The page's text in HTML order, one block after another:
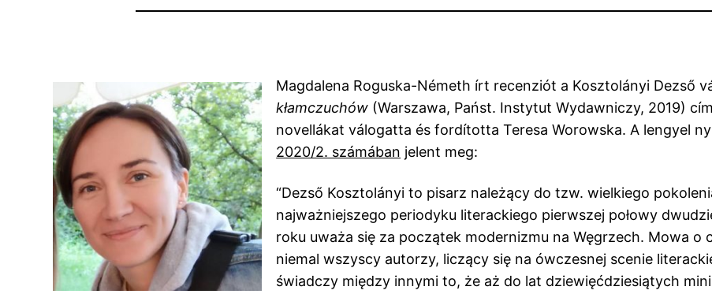
Magdalena Roguska-Németh írt recenziót a Kosztolányi Dezső
kłamczuchów (Warszawa, Państ. Instytut Wydawniczy, 2019)
novellákat válogatta és fordította Teresa Worowska. A lengyel
2020/2. számában jelent meg:
“Dezső Kosztolányi to pisarz należący do tzw. wielkiego
najważniejszego periodyku literackiego pierwszej połowy
roku uważa się za początek modernizmu na Węgrzech. Mowa o
niemal wszyscy autorzy, liczący się na ówczesnej scenie
świadczy między innymi to, że aż do lat dziewięćdziesiątych